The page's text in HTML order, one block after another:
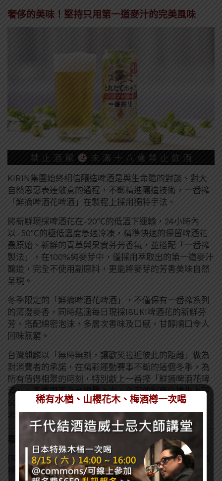
奢侈的美味！堅持只用第一道麥汁的完美風味
KIRIN集團始終相信釀造啤酒是與生命體的對談、對大
自然恩惠表達敬意的過程，不斷精進釀造技術，一番搾
「鮮摘啤酒花啤酒」在製程上採用獨特手法。
將新鮮現採啤酒花在-20℃的低溫下運輸，24小時內
以-50℃的極低溫度急速冷凍，精準快速的保留啤酒花
最原始、新鮮的青草與果實芬芳香氣，並搭配「一番搾
製法」，在100%純麥芽中，僅採用萃取出的第一道麥汁
釀造，完全不使用副原料，更能將麥芽的芳香美味自然
呈現。
冬季限定的「鮮摘啤酒花啤酒」，不僅保有一番搾系列
的清澄麥香，同時蘊涵每日現採IBUKI啤酒花的新鮮芬
芳，搭配綿密泡沫，多層次香味及口感，甘醇順口令人
回味無窮。
台灣麒麟以「無時無刻，讓歡笑拉近彼此的距離」做為
對消費者的承諾，在精彩運動賽事不斷的這個冬季，為
所有值得相聚的時刻，特別獻上一番搾「鮮摘啤酒花啤
酒」，冬季限定全台限量上市，全家便利商店搶先上架
500ml罐裝，售價NT$69元再推出3件85折優惠，
350ml罐裝則將陸續在各大量販店及超市通路上市。
看了這篇的人也看了：
[啤酒知識] 啤酒花根本不是花？為什麼要把它加進啤酒
裡?
稀有水楢、山櫻花木、梅酒樽一次喝